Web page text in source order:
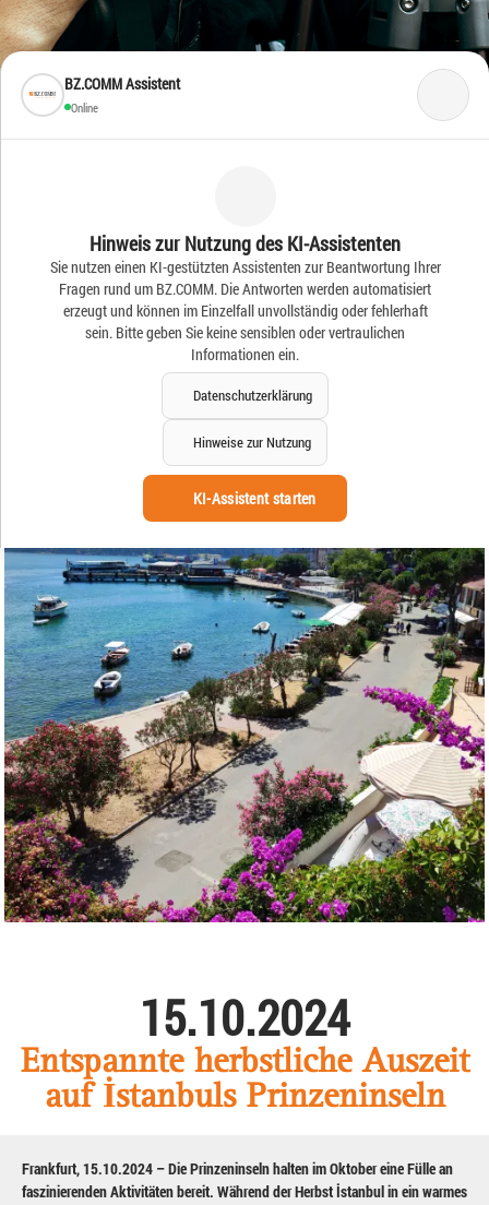
BZ.COMM Assistent
Online
Hinweis zur Nutzung des KI-Assistenten
Sie nutzen einen KI-gestützten Assistenten zur Beantwortung Ihrer
Fragen rund um BZ.COMM. Die Antworten werden automatisiert
erzeugt und können im Einzelfall unvollständig oder fehlerhaft
sein. Bitte geben Sie keine sensiblen oder vertraulichen
Informationen ein.
Datenschutzerklärung
Hinweise zur Nutzung
KI-Assistent starten
Frische Ideen – Frische
News
15.10.2024
Entspannte herbstliche Auszeit
auf İstanbuls Prinzeninseln
Frankfurt, 15.10.2024 – Die Prinzeninseln halten im Oktober eine Fülle an
faszinierenden Aktivitäten bereit. Während der Herbst İstanbul in ein warmes